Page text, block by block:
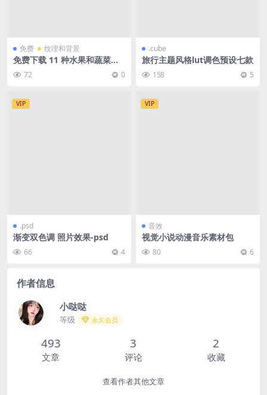
免费 纹理和背景
免费下载 11 种水果和蔬菜切
片排列图案背景-高清图库
72 0
.cube
旅行主题风格lut调色预设七款
158 5
VIP
.psd
渐变双色调 照片效果-psd
66 4
VIP
音效
视觉小说动漫音乐素材包
80 6
作者信息
小哒哒
等级 永久会员
493
文章
3
评论
2
收藏
查看作者其他文章